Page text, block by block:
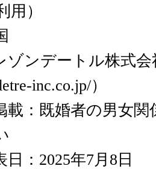
用）
ゾンデートル株式会
inc.co.jp/）
載：既婚者の男女
日：2025年7月8日